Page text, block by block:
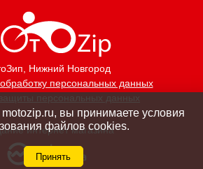
, Нижний Новгород
персональных данных
персональных данных
интернет магазина
вы принимаете условия
файлов cookies.
Принять